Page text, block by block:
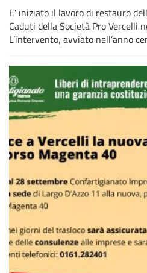
E’ iniziato il lavoro di restauro
Caduti della Società Pro Vercelli
L’intervento, avviato nell’anno